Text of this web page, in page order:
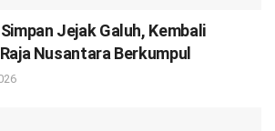
Jejak Galuh, Kembali
Nusantara Berkumpul